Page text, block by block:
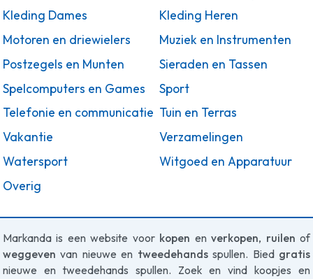
Kleding Dames
Kleding Heren
Motoren en driewielers
Muziek en Instrumenten
Postzegels en Munten
Sieraden en Tassen
Spelcomputers en Games
Sport
Telefonie en communicatie Tuin en Terras
Vakantie
Verzamelingen
Watersport
Witgoed en Apparatuur
Overig
Markanda is een website voor kopen enverkopen, ruilen of
weggeven van nieuwe en tweedehandsspullen. Bied gratis
nieuwe en tweedehands spullen. Zoek en vind koopjes en